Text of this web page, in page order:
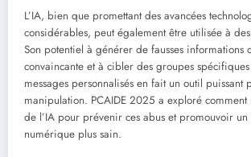
L’IA, bien que promettant des avancées
considérables, peut également être utilisée à
Son potentiel à générer de fausses informations
convaincante et à cibler des groupes
messages personnalisés en fait un outil puissant
manipulation. PCAIDE 2025 a exploré comment
de l’IA pour prévenir ces abus et promouvoir
numérique plus sain.